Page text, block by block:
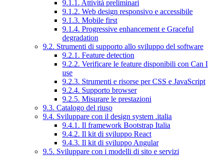
9.1.1. Attività preliminari
9.1.2. Web design responsivo e accessibile
9.1.3. Mobile first
9.1.4. Progressive enhancement e Graceful
degradation
9.2. Strumenti di supporto allo sviluppo del software
9.2.1. Feature detection
9.2.2. Verificare le feature disponibili con Can I
use
9.2.3. Strumenti e risorse per CSS e JavaScript
9.2.4. Supporto browser
9.2.5. Misurare le prestazioni
9.3. Catalogo del riuso
9.4. Sviluppare con il design system .italia
9.4.1. Il framework Bootstrap Italia
9.4.2. Il kit di sviluppo React
9.4.3. Il kit di sviluppo Angular
9.5. Sviluppare con i modelli di sito e servizi